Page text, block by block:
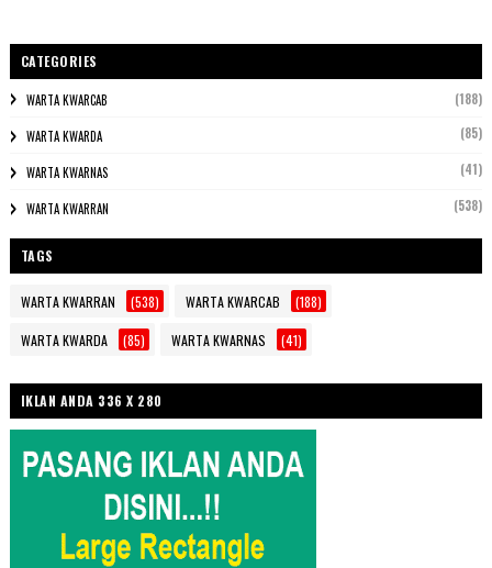
CATEGORIES
WARTA KWARCAB (188)
WARTA KWARDA (85)
WARTA KWARNAS (41)
WARTA KWARRAN (538)
TAGS
WARTA KWARRAN (538) WARTA KWARCAB (188)
WARTA KWARDA (85) WARTA KWARNAS (41)
IKLAN ANDA 336 X 280